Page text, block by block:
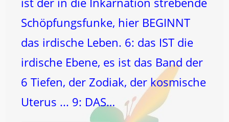
Schöpfungsfunke, hier BEGINNT
das irdische Leben. 6: das IST die
irdische Ebene, es ist das Band der
6 Tiefen, der Zodiak, der kosmische
Uterus ... 9: DAS…